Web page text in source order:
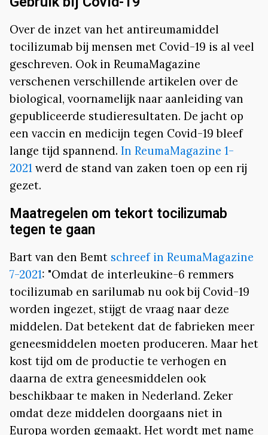
Over de inzet van het antireumamiddel
tocilizumab bij mensen met Covid-19 is al veel
geschreven. Ook in ReumaMagazine
verschenen verschillende artikelen over de
biological, voornamelijk naar aanleiding van
gepubliceerde studieresultaten. De jacht op
een vaccin en medicijn tegen Covid-19 bleef
lange tijd spannend. In ReumaMagazine 1-
2021 werd de stand van zaken toen op een rij
gezet.
Maatregelen om tekort tocilizumab
tegen te gaan
Bart van den Bemt schreef in ReumaMagazine
7-2021: "Omdat de interleukine-6 remmers
tocilizumab en sarilumab nu ook bij Covid-19
worden ingezet, stijgt de vraag naar deze
middelen. Dat betekent dat de fabrieken meer
geneesmiddelen moeten produceren. Maar het
kost tijd om de productie te verhogen en
daarna de extra geneesmiddelen ook
beschikbaar te maken in Nederland. Zeker
omdat deze middelen doorgaans niet in
Europa worden gemaakt. Het wordt met name